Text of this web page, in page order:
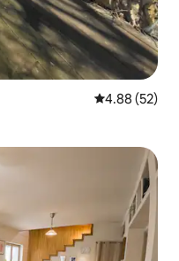
平均评分
4.88 (52)